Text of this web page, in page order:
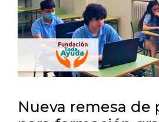
Nueva remesa de